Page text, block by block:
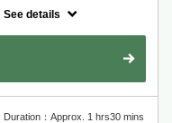
ハンドのリンパマッサー
みに効果が望めます。マッ
ハーブバンテージで、究極
ージ→バンテージ（発汗）
See details
Duration：Approx. 1 hrs30 mins